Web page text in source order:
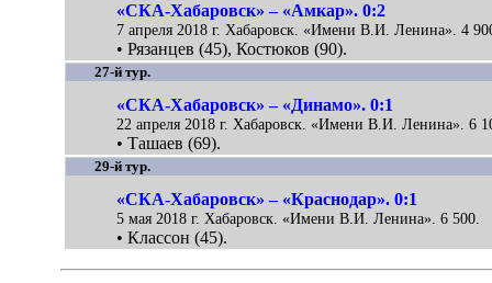
«СКА-Хабаровск» – «Амкар». 0:2
7 апреля 2018 г. Хабаровск. «Имени В.И. Ленина». 4
• Рязанцев (45), Костюков (90).
27-й тур.
«СКА-Хабаровск» – «Динамо». 0:1
22 апреля 2018 г. Хабаровск. «Имени В.И. Ленина». 6
• Ташаев (69).
29-й тур.
«СКА-Хабаровск» – «Краснодар». 0:1
5 мая 2018 г. Хабаровск. «Имени В.И. Ленина». 6 500.
• Классон (45).